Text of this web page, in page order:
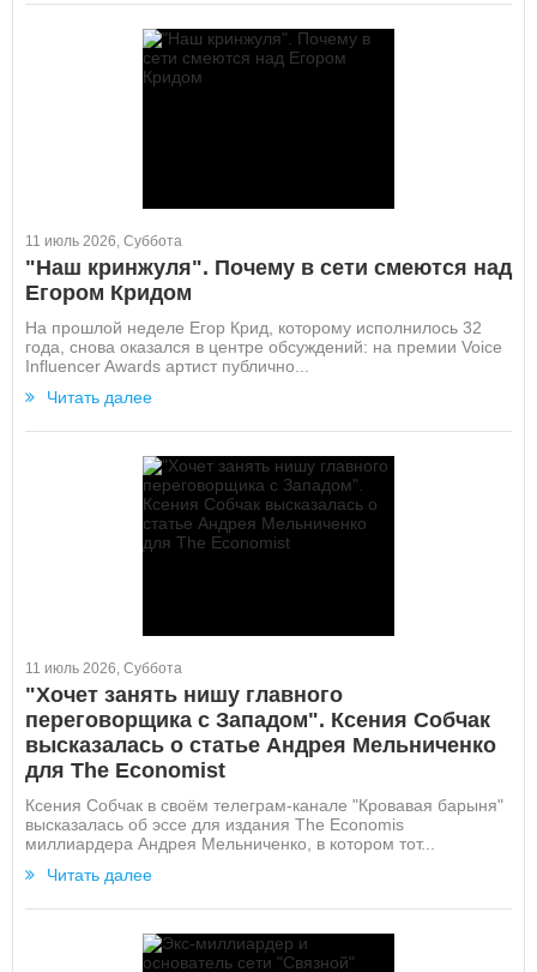
11 июль 2026, Суббота
"Наш кринжуля". Почему в сети смеются над
Егором Кридом
На прошлой неделе Егор Крид, которому исполнилось 32
года, снова оказался в центре обсуждений: на премии Voice
Influencer Awards артист публично...
Читать далее
11 июль 2026, Суббота
"Хочет занять нишу главного
переговорщика с Западом". Ксения Собчак
высказалась о статье Андрея Мельниченко
для The Economist
Ксения Собчак в своём телеграм-канале "Кровавая барыня"
высказалась об эссе для издания The Economis
миллиардера Андрея Мельниченко, в котором тот...
Читать далее